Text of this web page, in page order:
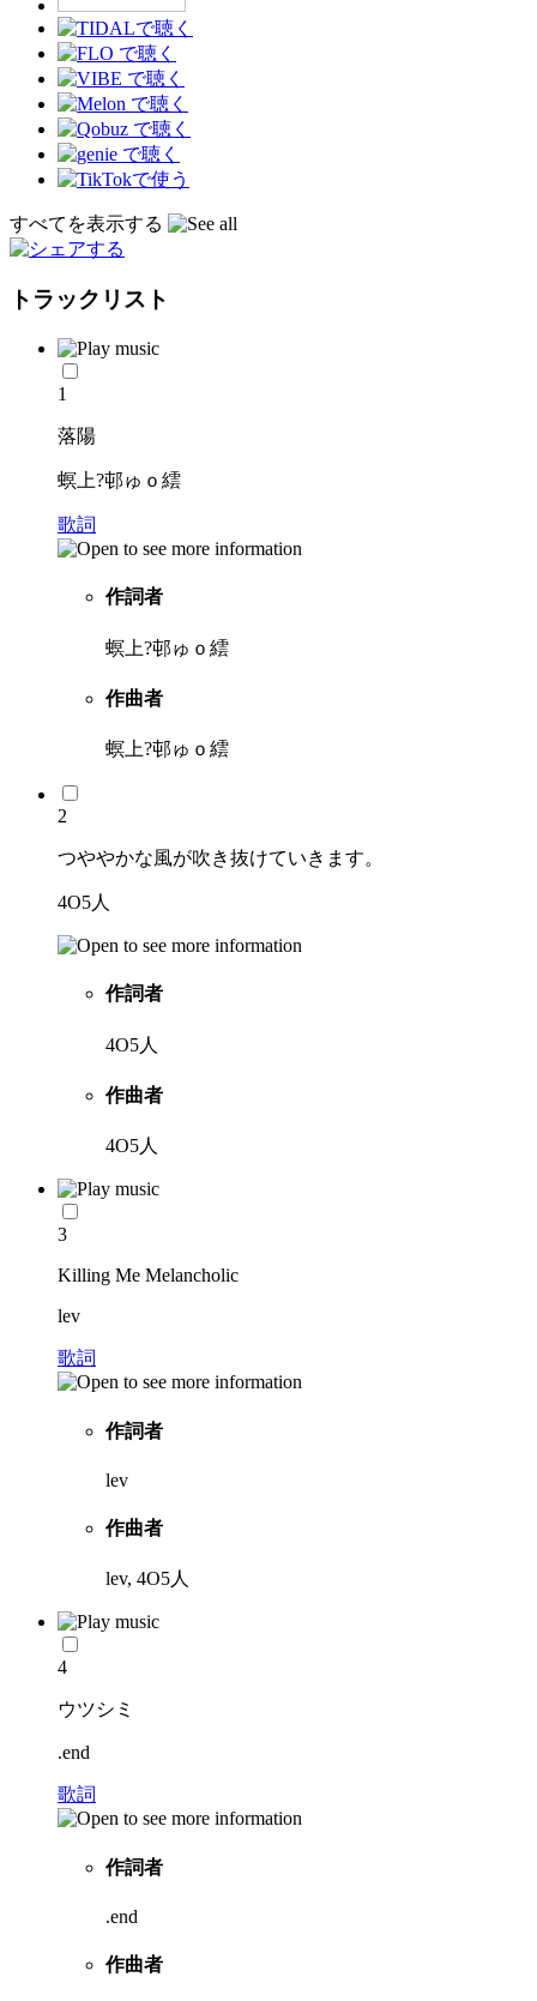
すべてを表示する
トラックリスト
1
落陽
螟上?邨ゅｏ繧
歌詞
作詞者
螟上?邨ゅｏ繧
作曲者
螟上?邨ゅｏ繧
2
つややかな風が吹き抜けていきます。
4O5人
作詞者
4O5人
作曲者
4O5人
3
Killing Me Melancholic
lev
歌詞
作詞者
lev
作曲者
lev, 4O5人
4
ウツシミ
.end
歌詞
作詞者
.end
作曲者